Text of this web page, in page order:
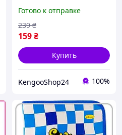
детская Динозавры
Скелеты с костями
Черная
Готово к отправке
159₴
239 ₴
Купить
KengooShop24 100%